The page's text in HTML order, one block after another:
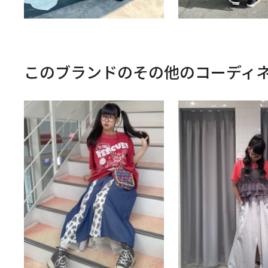
このブランドのその他のコーディ